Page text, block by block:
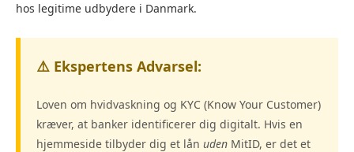
hos legitime udbydere i Danmark.
⚠️ Ekspertens Advarsel:
Loven om hvidvaskning og KYC (Know Your Customer)
kræver, at banker identificerer dig digitalt. Hvis en
hjemmeside tilbyder dig et lån uden MitID, er det et